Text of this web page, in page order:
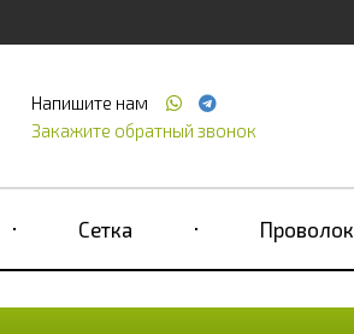
Напишите нам
Закажите обратный звонок
Сетка